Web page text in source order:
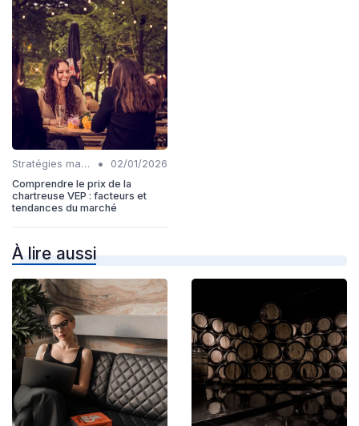
Stratégies marketing •
02/01/2026
Comprendre le prix de la
chartreuse VEP : facteurs et
tendances du marché
À lire aussi